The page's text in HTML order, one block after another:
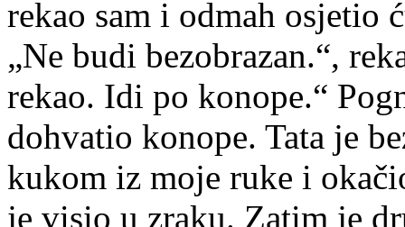
rekao sam i odmah osjetio
„Ne budi bezobrazan.“,
rekao. Idi po konope.“
dohvatio konope. Tata je
kukom iz moje ruke i
je visio u zraku. Zatim je